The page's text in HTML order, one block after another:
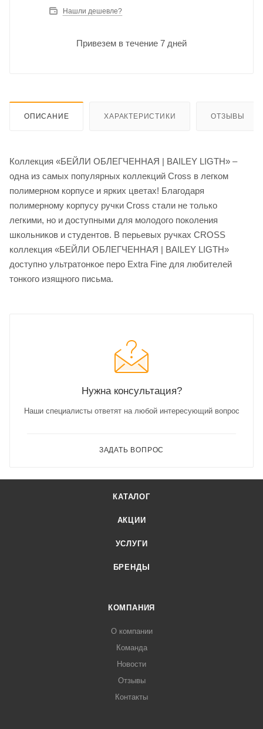
Нашли дешевле?
Привезем в течение 7 дней
ОПИСАНИЕ ХАРАКТЕРИСТИКИ ОТЗЫВЫ
Коллекция «БЕЙЛИ ОБЛЕГЧЕННАЯ | BAILEY LIGTH» –
одна из самых популярных коллекций Cross в легком
полимерном корпусе и ярких цветах! Благодаря
полимерному корпусу ручки Cross стали не только
легкими, но и доступными для молодого поколения
школьников и студентов. В перьевых ручках CROSS
коллекция «БЕЙЛИ ОБЛЕГЧЕННАЯ | BAILEY LIGTH»
доступно ультратонкое перо Extra Fine для любителей
тонкого изящного письма.
Нужна консультация?
Наши специалисты ответят на любой интересующий вопрос
ЗАДАТЬ ВОПРОС
КАТАЛОГ
АКЦИИ
УСЛУГИ
БРЕНДЫ
КОМПАНИЯ
О компании
Команда
Новости
Отзывы
Контакты